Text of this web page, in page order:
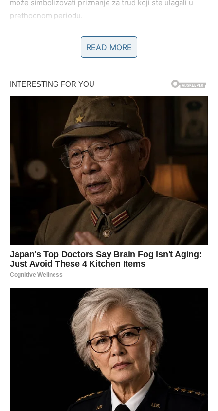
može simbolizovati priznanje za trud koji ste ulagali u
prethodnom periodu.
Ali ova karta ima i dublju poruku – ona podseća Bikove da
U emotivnim odnosima moguće je da ćete shvatiti koliko
vam znači osoba koja vam pruža podršku i stabilnost.
Blizanci – Karta Pismo
Blizanci danas mogu očekivati važnu informaciju ili vest.
Ciganska karta Pismo simbolizuje komunikaciju, poruke,
razgovore i otkrivanje informacija koje mogu promeniti
način na koji gledate na jednu situaciju.
Moguće je da ćete dobiti poruku, poziv ili saznanje koje
će vam pomoći da rešite nešto što vas je dugo mučilo.
Blizanci su znak koji prirodno voli komunikaciju, pa će ova
energija biti veoma naglašena.
Ova karta takođe može označavati susret sa osobom koja
vam ima nešto važno reći ili situaciju u kojoj ćete shvatiti
nešto što ranije niste primećivali.
U ljubavi ova karta može doneti iskren razgovor koji
razjašnjava emocije.
Rak – Karta Ljubavnik
Rakovi danas imaju veoma emotivnu i toplu energiju.
READ MORE